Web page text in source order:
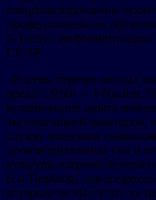
специализированное
профессиональное
(i-Tech) и
CNNP.
«Восемь перечисленных
бренд CNNP — I-Nuclear.
кульминацию опыта
эксплуатацией реакторов,
служат заметным
производительных сил и
культуры ядерной
(Lu Tiezhong),
которым он выступил на